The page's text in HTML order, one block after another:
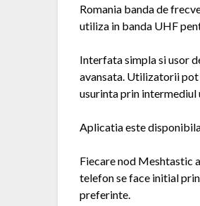
Romania banda de
utiliza in banda UHF
Interfata simpla si usor
avansata. Utilizatorii
usurinta prin
Aplicatia este
Fiecare nod Meshtastic
telefon se face initial
preferinte.